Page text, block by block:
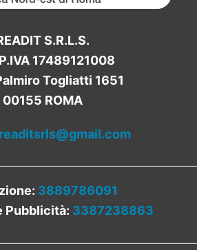
S.R.L.S.
17489121008
Togliatti 1651
00155 ROMA
readitsrls@gmail.com
3889786091
Pubblicità: 3387238863